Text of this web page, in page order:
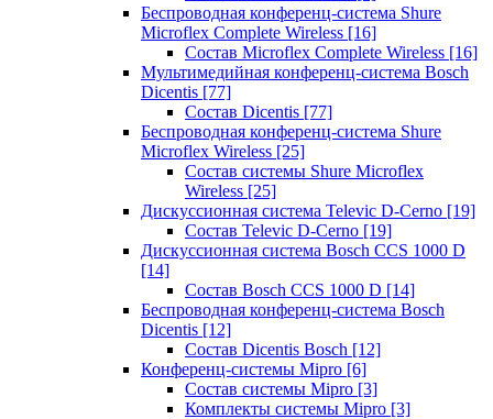
Беспроводная конференц-система Shure
Microflex Complete Wireless [16]
Состав Microflex Complete Wireless [16]
Мультимедийная конференц-система Bosch
Dicentis [77]
Состав Dicentis [77]
Беспроводная конференц-система Shure
Microflex Wireless [25]
Состав системы Shure Microflex
Wireless [25]
Дискуссионная система Televic D-Cerno [19]
Состав Televic D-Cerno [19]
Дискуссионная система Bosch CCS 1000 D
[14]
Состав Bosch CCS 1000 D [14]
Беспроводная конференц-система Bosch
Dicentis [12]
Состав Dicentis Bosch [12]
Конференц-системы Mipro [6]
Состав системы Mipro [3]
Комплекты системы Mipro [3]